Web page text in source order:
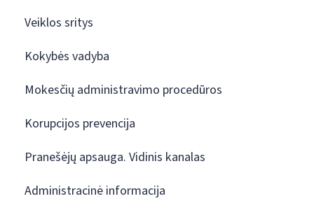
Veiklos sritys
Kokybės vadyba
Mokesčių administravimo procedūros
Korupcijos prevencija
Pranešėjų apsauga. Vidinis kanalas
Administracinė informacija